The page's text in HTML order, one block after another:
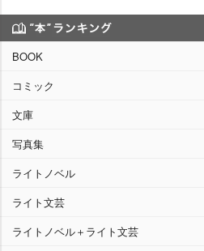
BOOK
コミック
文庫
写真集
ライトノベル
ライト文芸
ライトノベル＋ライト文芸